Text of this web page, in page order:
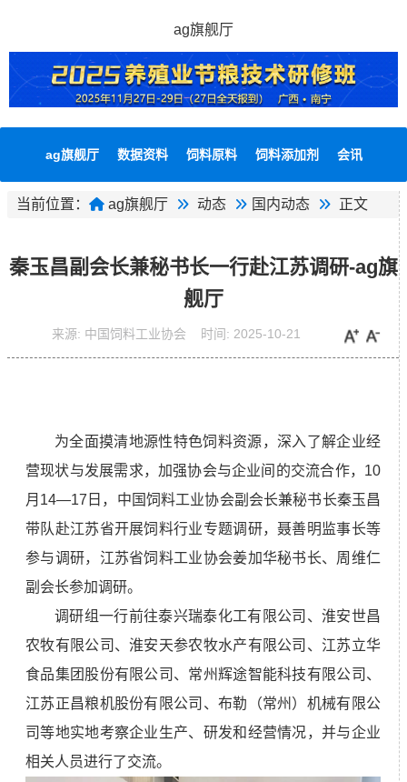
ag旗舰厅
ag旗舰厅 数据资料 饲料原料 饲料添加剂 会讯
当前位置： ag旗舰厅 动态 国内动态 正文
秦玉昌副会长兼秘书长一行赴江苏调研-ag旗
舰厅
来源: 中国饲料工业协会 时间: 2025-10-21
为全面摸清地源性特色饲料资源，深入了解企业经
营现状与发展需求，加强协会与企业间的交流合作，10
月14—17日，中国饲料工业协会副会长兼秘书长秦玉昌
带队赴江苏省开展饲料行业专题调研，聂善明监事长等
参与调研，江苏省饲料工业协会姜加华秘书长、周维仁
副会长参加调研。
调研组一行前往泰兴瑞泰化工有限公司、淮安世昌
农牧有限公司、淮安天参农牧水产有限公司、江苏立华
食品集团股份有限公司、常州辉途智能科技有限公司、
江苏正昌粮机股份有限公司、布勒（常州）机械有限公
司等地实地考察企业生产、研发和经营情况，并与企业
相关人员进行了交流。